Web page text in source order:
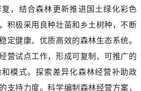
，结合森林更新推进国土绿化彩色
积极采用良种壮苗和乡土树种，不断
定健康、优质高效的森林生态系统。
营试点工作，形成可复制、可推广的
模式。探索差异化森林经营补助政
支持力度。科学编制森林经营方案，